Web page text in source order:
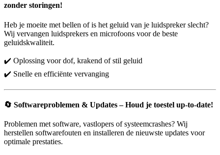
zonder storingen!
Heb je moeite met bellen of is het geluid van je luidspreker slecht?
Wij vervangen luidsprekers en microfoons voor de beste
geluidskwaliteit.
✔️ Oplossing voor dof, krakend of stil geluid
✔️ Snelle en efficiënte vervanging
🔄 Softwareproblemen & Updates – Houd je toestel up-to-date!
Problemen met software, vastlopers of systeemcrashes? Wij
herstellen softwarefouten en installeren de nieuwste updates voor
optimale prestaties.